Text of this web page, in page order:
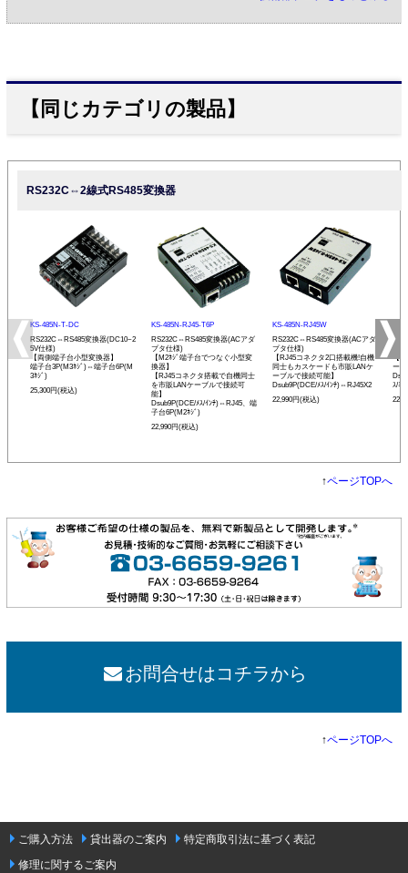
【同じカテゴリの製品】
RS232C⇔2線式RS485変換器
KS-485N-T-DC
RS232C⇔RS485変換器(DC10~2
5V仕様)
【両側端子台小型変換器】
端子台3P(M3ﾈｼﾞ)⇔端子台6P(M
3ﾈｼﾞ)
25,300円(税込)
KS-485N-RJ45-T6P
RS232C⇔RS485変換器(ACアダ
プタ仕様)
【M2ﾈｼﾞ端子台でつなぐ小型変
換器】
【RJ45コネクタ搭載で自機同士
を市販LANケーブルで接続可
能】
Dsub9P(DCE/ﾒｽ/ｲﾝﾁ)⇔RJ45、端
子台6P(M2ﾈｼﾞ)
22,990円(税込)
KS-485N-RJ45W
RS232C⇔RS485変換器(ACアダ
プタ仕様)
【RJ45コネクタ2口搭載機!自機
同士もカスケードも市販LANケ
ーブルで接続可能】
Dsub9P(DCE/ﾒｽ/ｲﾝﾁ)⇔RJ45X2
22,990円(税込)
【
ー
ｽ/ﾐﾘ)
↑ページTOPへ
お問合せはコチラから
↑ページTOPへ
ご購入方法 貸出器のご案内
特定商取引法に基づく表記
修理に関するご案内